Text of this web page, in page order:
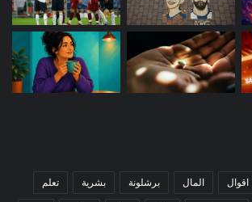
اقوال المال برشلونة بشرية تعلم